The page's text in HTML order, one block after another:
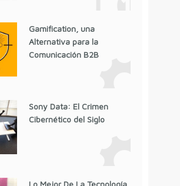
Gamification, una
Alternativa para la
Comunicación B2B
Sony Data: El Crimen
Cibernético del Siglo
Lo Mejor De La Tecnología